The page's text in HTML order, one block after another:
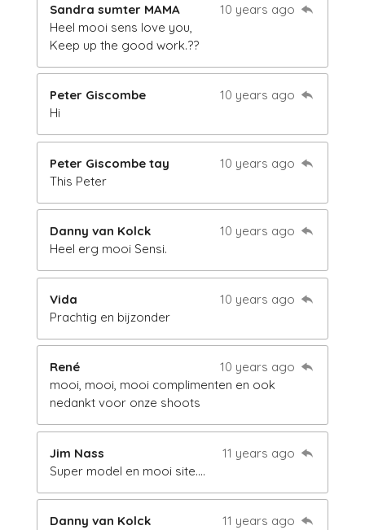
Sandra sumter MAMA
10 years ago
Heel mooi sens love you,
Keep up the good work.??
Peter Giscombe
10 years ago
Hi
Peter Giscombe tay
10 years ago
This Peter
Danny van Kolck
10 years ago
Heel erg mooi Sensi.
Vida
10 years ago
Prachtig en bijzonder
René
10 years ago
mooi, mooi, mooi complimenten en ook
nedankt voor onze shoots
Jim Nass
11 years ago
Super model en mooi site....
Danny van Kolck
11 years ago